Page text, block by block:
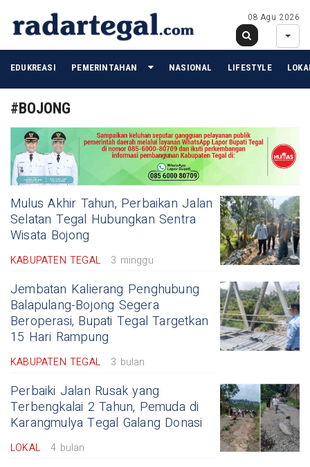
08 Agu 2026
EDUKREASI PEMERINTAHAN NASIONAL LIFESTYLE
#BOJONG
Mulus Akhir Tahun, Perbaikan Jalan
Selatan Tegal Hubungkan Sentra
Wisata Bojong
KABUPATEN TEGAL 3 minggu
Jembatan Kalierang Penghubung
Balapulang-Bojong Segera
Beroperasi, Bupati Tegal Targetkan
15 Hari Rampung
KABUPATEN TEGAL 3 bulan
Perbaiki Jalan Rusak yang
Terbengkalai 2 Tahun, Pemuda di
Karangmulya Tegal Galang Donasi
LOKAL 4 bulan